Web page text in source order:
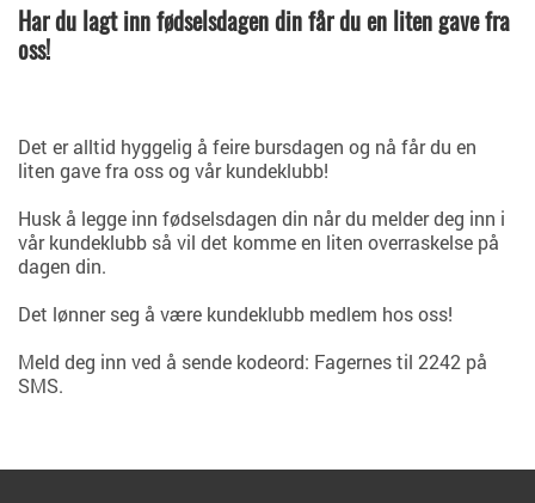
Har du lagt inn fødselsdagen din får du en liten gave fra
oss!
Det er alltid hyggelig å feire bursdagen og nå får du en
liten gave fra oss og vår kundeklubb!
Husk å legge inn fødselsdagen din når du melder deg inn i
vår kundeklubb så vil det komme en liten overraskelse på
dagen din.
Det lønner seg å være kundeklubb medlem hos oss!
Meld deg inn ved å sende kodeord: Fagernes til 2242 på
SMS.